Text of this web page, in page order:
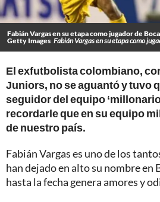
Fabián Vargas en su etapa como jugador de
Getty Images Fabián Vargas en su etapa como
El exfutbolista colombiano,
Juniors, no se aguantó y tuvo
seguidor del equipo
recordarle que en su equipo
de nuestro país.
Fabián Vargas es uno de los
han dejado en alto su nombre en
hasta la fecha genera amores y